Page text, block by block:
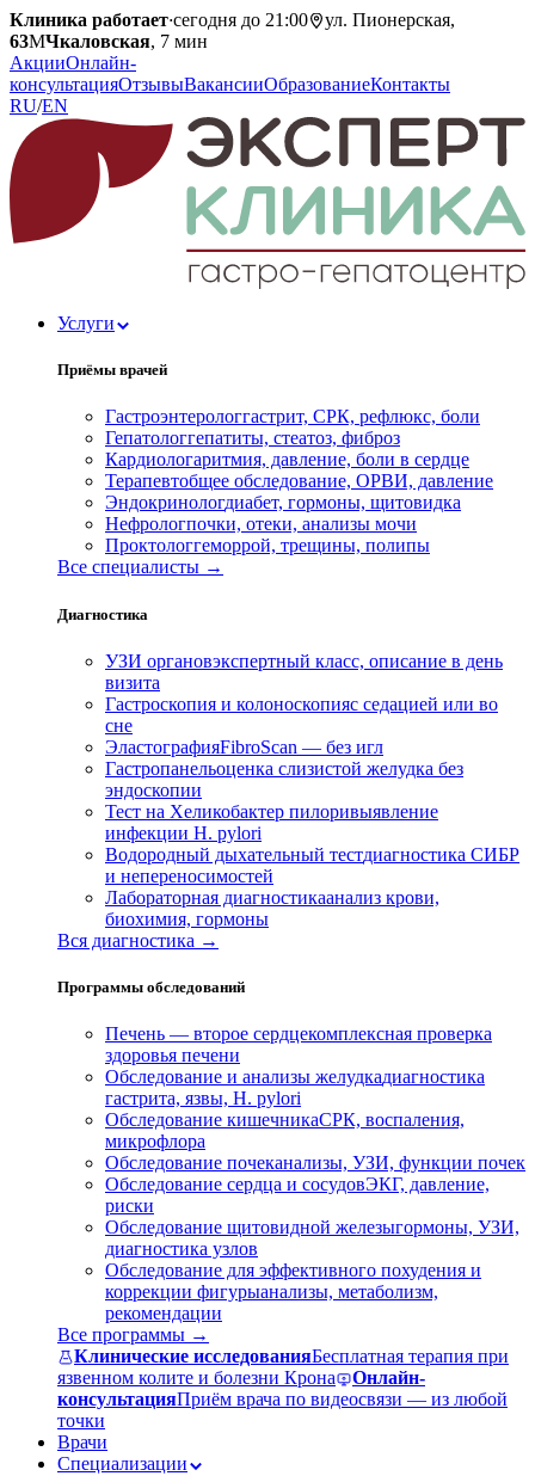
Клиника работает·сегодня до 21:00
ул. Пионерская,
63МЧкаловская, 7 мин
АкцииОнлайн-
консультацияОтзывыВакансииОбразованиеКонтакты
RU/EN
Услуги
Приёмы врачей
Гастроэнтерологгастрит, СРК, рефлюкс, боли
Гепатологгепатиты, стеатоз, фиброз
Кардиологаритмия, давление, боли в сердце
Терапевтобщее обследование, ОРВИ, давление
Эндокринологдиабет, гормоны, щитовидка
Нефрологпочки, отеки, анализы мочи
Проктологгеморрой, трещины, полипы
Все специалисты →
Диагностика
УЗИ органовэкспертный класс, описание в день
визита
Гастроскопия и колоноскопияс седацией или во
сне
ЭластографияFibroScan — без игл
Гастропанельоценка слизистой желудка без
эндоскопии
Тест на Хеликобактер пилоривыявление
инфекции H. pylori
Водородный дыхательный тестдиагностика СИБР
и непереносимостей
Лабораторная диагностикаанализ крови,
биохимия, гормоны
Вся диагностика →
Программы обследований
Печень — второе сердцекомплексная проверка
здоровья печени
Обследование и анализы желудкадиагностика
гастрита, язвы, H. pylori
Обследование кишечникаСРК, воспаления,
микрофлора
Обследование почеканализы, УЗИ, функции почек
Обследование сердца и сосудовЭКГ, давление,
риски
Обследование щитовидной железыгормоны, УЗИ,
диагностика узлов
Обследование для эффективного похудения и
коррекции фигурыанализы, метаболизм,
рекомендации
Все программы →
Клинические исследованияБесплатная терапия при
язвенном колите и болезни Крона
Онлайн-
консультацияПриём врача по видеосвязи — из любой
точки
Врачи
Специализации